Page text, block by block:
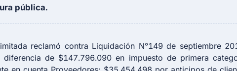
pública.
reclamó contra Liquidación N°149 de septiembre
de $147.796.090 en impuesto de primera